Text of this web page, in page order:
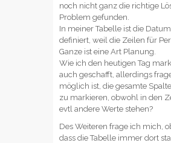
noch nicht ganz die richtige
Problem gefunden.
In meiner Tabelle ist die
definiert, weil die Zeilen für
Ganze ist eine Art Planung.
Wie ich den heutigen Tag
auch geschafft, allerdings
möglich ist, die gesamte
zu markieren, obwohl in den
evtl andere Werte stehen?
Des Weiteren frage ich mich,
dass die Tabelle immer dort